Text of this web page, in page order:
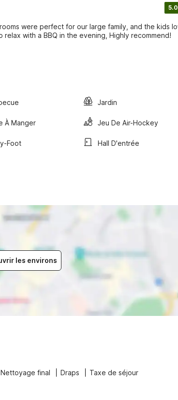
5.0
were perfect for our large family, and the kids
with a BBQ in the evening, Highly recommend!
Jardin
À Manger Jeu De Air-Hockey
Foot Hall D'entrée
les environs
Nettoyage final Draps Taxe de séjour